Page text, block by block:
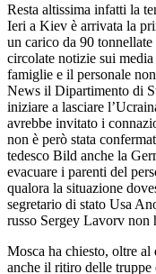
Resta altissima infatti la
Ieri a Kiev è arrivata la
un carico da 90
circolate notizie sui
famiglie e il personale
News il Dipartimento di
iniziare a lasciare
avrebbe invitato i
non è però stata
tedesco Bild anche la
evacuare i parenti del
qualora la situazione
segretario di stato Usa
russo Sergey Lavorv non
Mosca ha chiesto, oltre
anche il ritiro delle truppe